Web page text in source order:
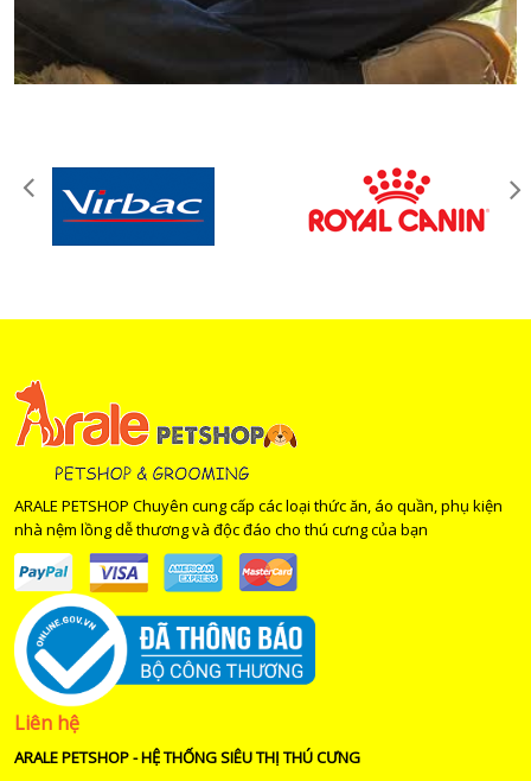
ARALE PETSHOP Chuyên cung cấp các loại thức ăn, áo quần, phụ kiện
nhà nệm lồng dễ thương và độc đáo cho thú cưng của bạn
Liên hệ
ARALE PETSHOP - HỆ THỐNG SIÊU THỊ THÚ CƯNG